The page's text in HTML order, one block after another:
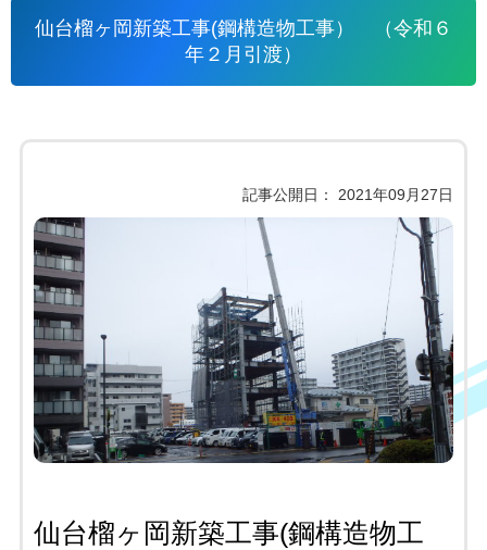
仙台榴ヶ岡新築工事(鋼構造物工事） （令和６
年２月引渡）
記事公開日： 2021年09月27日
仙台榴ヶ岡新築工事(鋼構造物工